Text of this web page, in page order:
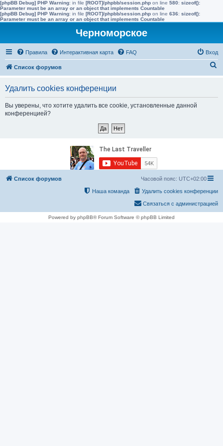
[phpBB Debug] PHP Warning: in file [ROOT]/phpbb/session.php on line 580: sizeof():
Parameter must be an array or an object that implements Countable
[phpBB Debug] PHP Warning: in file [ROOT]/phpbb/session.php on line 636: sizeof():
Parameter must be an array or an object that implements Countable
Черноморское
Правила Интерактивная карта FAQ Вход
Список форумов
Удалить cookies конференции
Вы уверены, что хотите удалить все cookie, установленные данной
конференцией?
Список форумов Часовой пояс: UTC+02:00
Удалить cookies конференции
Наша команда
Связаться с администрацией
Powered by phpBB® Forum Software © phpBB Limited